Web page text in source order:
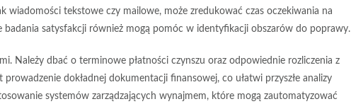
wiadomości tekstowe czy mailowe, może zredukować czas oczekiwania na
badania satysfakcji również mogą pomóc w identyfikacji obszarów do poprawy.
. Należy dbać o terminowe płatności czynszu oraz odpowiednie rozliczenia z
dokładnej dokumentacji finansowej, co ułatwi przyszłe analizy
systemów zarządzających wynajmem, które mogą zautomatyzować